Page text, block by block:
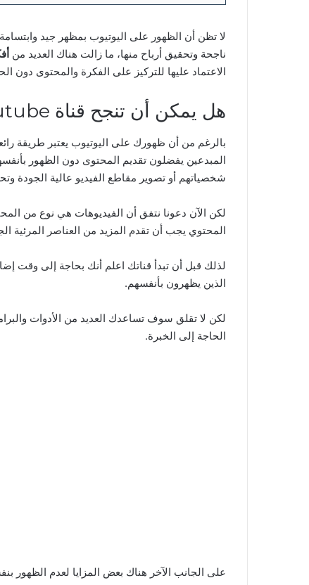
لا تظن أن الظهور على اليوتيوب بمظهر جيد
ناجحة وتحقيق أرباح منها، ما زالت هناك العديد من
الاعتماد عليها للتركيز على الفكرة والمحتوى دون
هل يمكن أن تنجح قناة Youtube دون إظهار الوجه؟
بالرغم من أن ظهورك على اليوتيوب يعتبر طريقة
المبدعين يفضلون تقديم المحتوى دون الظهور
شخصياتهم أو تصوير مقاطع الفيديو عالية الجودة
لكن الآن دعونا نتفق أن الفيديوهات هي نوع من
المحتوي يجب أن تقدم المزيد من العناصر المرئية
لذلك قبل أن تبدأ قناتك اعلم أنك بحاجة إلى وقت
الذين يظهرون بأنفسهم.
لكن لا تقلق سوف تساعدك العديد من الأدوات
الحاجة إلى الخبرة.
على الجانب الآخر هناك بعض المزايا لعدم الظهور